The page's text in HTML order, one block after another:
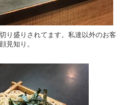
り盛りされてます。私達以外のお客
見知り。